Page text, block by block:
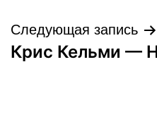
записям
Следующая запись
Крис Кельми —